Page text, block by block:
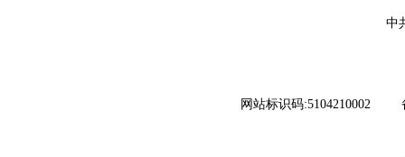
中
网站标识码:5104210002